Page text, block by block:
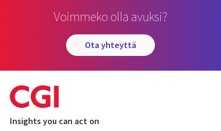
Voimmeko olla avuksi?
ota yhteyttä
Insights you can act on